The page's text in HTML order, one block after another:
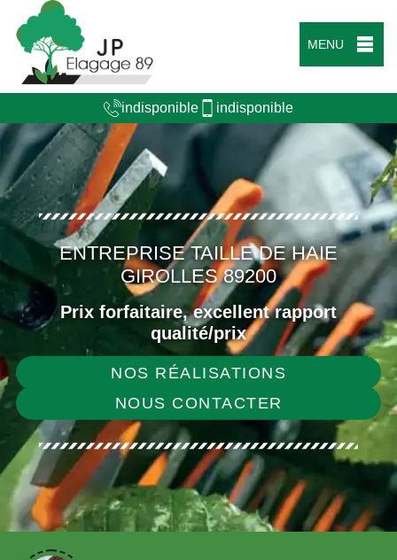
MENU
indisponible indisponible
ENTREPRISE TAILLE DE HAIE
GIROLLES 89200
Prix forfaitaire, excellent rapport
qualité/prix
NOS RÉALISATIONS
NOUS CONTACTER